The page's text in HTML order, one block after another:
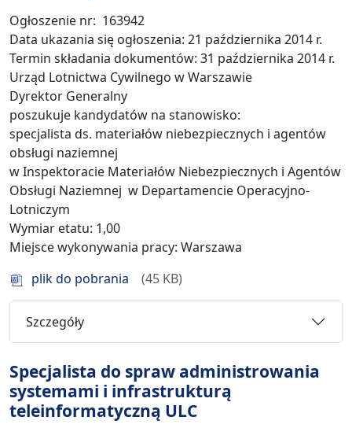
Ogłoszenie nr: 163942
Data ukazania się ogłoszenia: 21 października 2014 r.
Termin składania dokumentów: 31 października 2014 r.
Urząd Lotnictwa Cywilnego w Warszawie
Dyrektor Generalny
poszukuje kandydatów na stanowisko:
specjalista ds. materiałów niebezpiecznych i agentów
obsługi naziemnej
w Inspektoracie Materiałów Niebezpiecznych i Agentów
Obsługi Naziemnej w Departamencie Operacyjno-
Lotniczym
Wymiar etatu: 1,00
Miejsce wykonywania pracy: Warszawa
plik do pobrania
45 KB
Szczegóły
Specjalista do spraw administrowania
systemami i infrastrukturą
teleinformatyczną ULC